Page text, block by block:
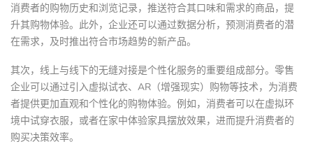
消费者的购物历史和浏览记录，推送符合其口味和需求的商品，提
升其购物体验。此外，企业还可以通过数据分析，预测消费者的潜
在需求，及时推出符合市场趋势的新产品。
其次，线上与线下的无缝对接是个性化服务的重要组成部分。零售
企业可以通过引入虚拟试衣、AR（增强现实）购物等技术，为消费
者提供更加直观和个性化的购物体验。例如，消费者可以在虚拟环
境中试穿衣服，或者在家中体验家具摆放效果，进而提升消费者的
购买决策效率。